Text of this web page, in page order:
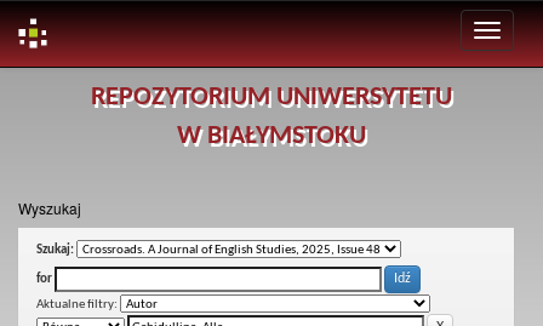
REPOZYTORIUM UNIWERSYTETU
W BIAŁYMSTOKU
Wyszukaj
Szukaj:
for
Aktualne filtry: